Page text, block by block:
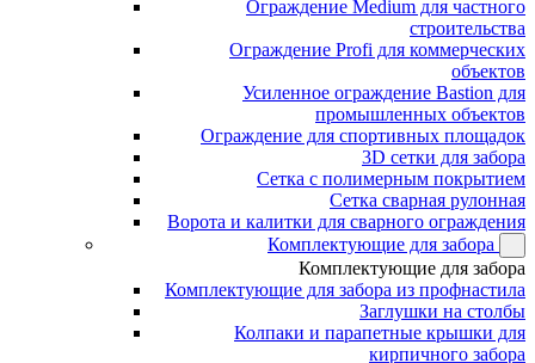
Ограждение Medium для частного
строительства
Ограждение Profi для коммерческих
объектов
Усиленное ограждение Bastion для
промышленных объектов
Ограждение для спортивных площадок
3D сетки для забора
Сетка с полимерным покрытием
Сетка сварная рулонная
Ворота и калитки для сварного ограждения
Комплектующие для забора
Комплектующие для забора
Комплектующие для забора из профнастила
Заглушки на столбы
Колпаки и парапетные крышки для
кирпичного забора